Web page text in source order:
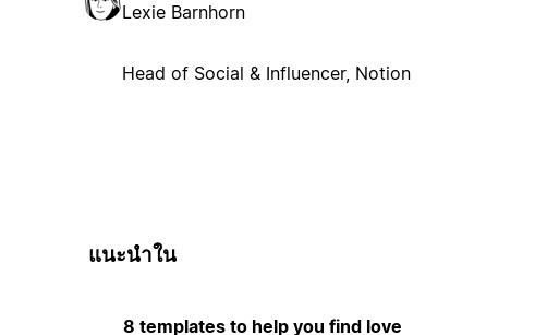
Lexie Barnhorn
Head of Social & Influencer, Notion
แนะนำใน
8 templates to help you find love